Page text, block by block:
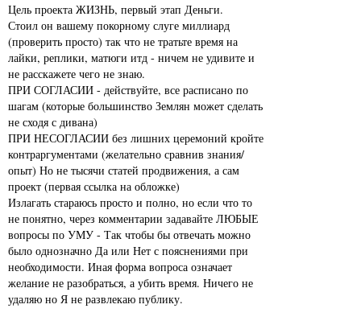
Цель проекта ЖИЗНЬ, первый этап Деньги.
Стоил он вашему покорному слуге миллиард
(проверить просто) так что не тратьте время на
лайки, реплики, матюги итд - ничем не удивите и
не расскажете чего не знаю.
ПРИ СОГЛАСИИ - действуйте, все расписано по
шагам (которые большинство Землян может сделать
не сходя с дивана)
ПРИ НЕСОГЛАСИИ без лишних церемоний кройте
контраргументами (желательно сравнив знания/
опыт) Но не тысячи статей продвижения, а сам
проект (первая ссылка на обложке)
Излагать стараюсь просто и полно, но если что то
не понятно, через комментарии задавайте ЛЮБЫЕ
вопросы по УМУ - Так чтобы бы отвечать можно
было однозначно Да или Нет с пояснениями при
необходимости. Иная форма вопроса означает
желание не разобраться, а убить время. Ничего не
удаляю но Я не развлекаю публику.